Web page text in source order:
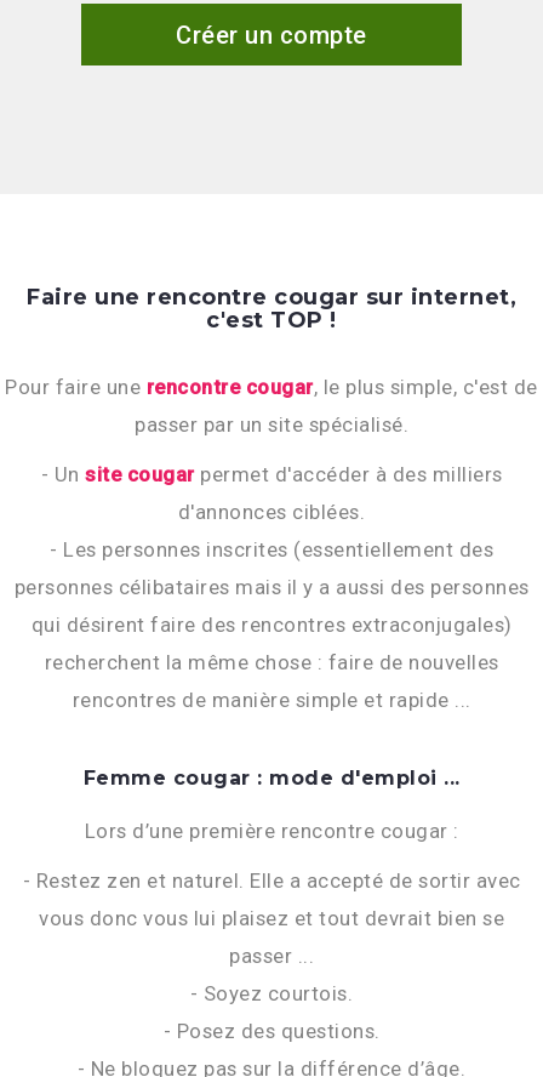
Créer un compte
Faire une rencontre cougar sur internet,
c'est TOP !
Pour faire une rencontre cougar, le plus simple, c'est de
passer par un site spécialisé.
- Un site cougarpermet d'accéder à des milliers
d'annonces ciblées.
- Les personnes inscrites (essentiellement des
personnes célibataires mais il y a aussi des personnes
qui désirent faire des rencontres extraconjugales)
recherchent la même chose : faire de nouvelles
rencontres de manière simple et rapide ...
Femme cougar : mode d'emploi ...
Lors d’une première rencontre cougar :
- Restez zen et naturel. Elle a accepté de sortir avec
vous donc vous lui plaisez et tout devrait bien se
passer ...
- Soyez courtois.
- Posez des questions.
- Ne bloquez pas sur la différence d’âge.